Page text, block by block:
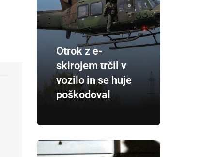
Otrok z e-
skirojem trčil v
vozilo in se huje
poškodoval